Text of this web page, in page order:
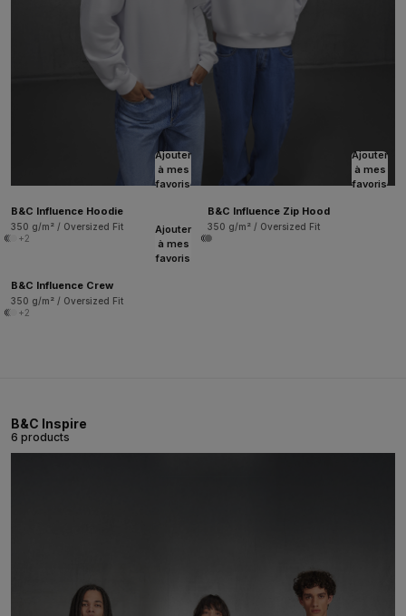
Ajouter
à mes
favoris
B&C Influence Hoodie
350 g/m² / Oversized Fit
+2
Ajouter
à mes
favoris
B&C Influence Zip Hood
350 g/m² / Oversized Fit
Ajouter
à mes
favoris
B&C Influence Crew
350 g/m² / Oversized Fit
+2
B&C Inspire
6 products